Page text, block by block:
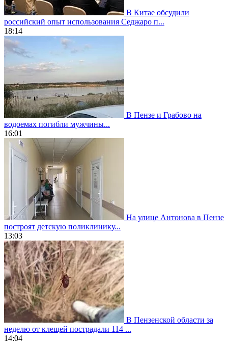
В Китае обсудили
российский опыт использования Седжаро п...
18:14
В Пензе и Грабово на
водоемах погибли мужчины...
16:01
На улице Антонова в Пензе
построят детскую поликлинику...
13:03
В Пензенской области за
неделю от клещей пострадали 114 ...
14:04